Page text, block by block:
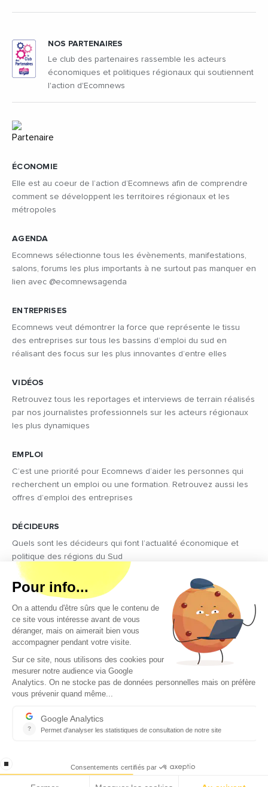
ÉCONOMIE
Elle est au coeur de l’action d’Ecomnews afin de comprendre
comment se développent les territoires régionaux et les
métropoles
AGENDA
Ecomnews sélectionne tous les évènements, manifestations,
salons, forums les plus importants à ne surtout pas manquer en
lien avec @ecomnewsagenda
ENTREPRISES
Ecomnews veut démontrer la force que représente le tissu
des entreprises sur tous les bassins d’emploi du sud en
réalisant des focus sur les plus innovantes d’entre elles
VIDÉOS
Retrouvez tous les reportages et interviews de terrain réalisés
par nos journalistes professionnels sur les acteurs régionaux
les plus dynamiques
EMPLOI
C’est une priorité pour Ecomnews d’aider les personnes qui
recherchent un emploi ou une formation. Retrouvez aussi les
offres d’emploi des entreprises
DÉCIDEURS
Quels sont les décideurs qui font l’actualité économique et
politique des régions du Sud
NOS PARTENAIRES
Le club des partenaires rassemble les acteurs
économiques et politiques régionaux qui soutiennent
l'action d'Ecomnews
Copyright © 2026 - Tous droits réservés
Qui sommes-nous ?
Contact
Conditions générales d’utilisation